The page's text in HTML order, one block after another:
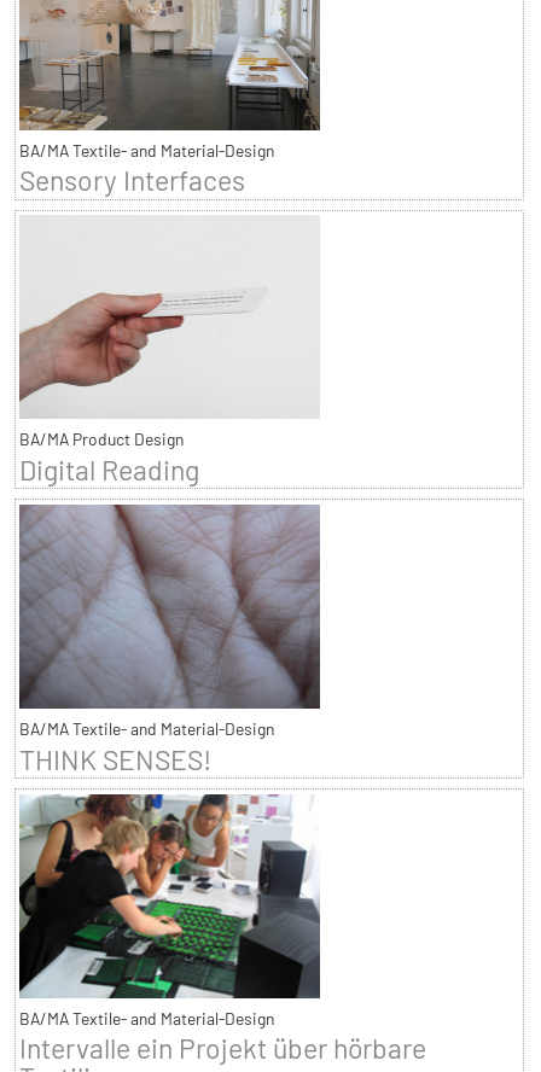
BA/MA Textile- and Material-Design
Sensory Interfaces
BA/MA Product Design
Digital Reading
BA/MA Textile- and Material-Design
THINK SENSES!
BA/MA Textile- and Material-Design
Intervalle ein Projekt über hörbare